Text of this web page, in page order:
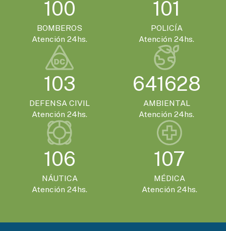
100
BOMBEROS
Atención 24hs.
101
POLICÍA
Atención 24hs.
103
DEFENSA CIVIL
Atención 24hs.
641628
AMBIENTAL
Atención 24hs.
106
NÁUTICA
Atención 24hs.
107
MÉDICA
Atención 24hs.